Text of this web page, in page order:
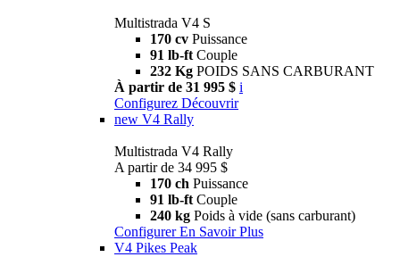
Multistrada V4 S
170 cv Puissance
91 lb-ft Couple
232 Kg POIDS SANS CARBURANT
À partir de 31 995 $ i
Configurez Découvrir
new V4 Rally
Multistrada V4 Rally
A partir de 34 995 $
170 ch Puissance
91 lb-ft Couple
240 kg Poids à vide (sans carburant)
Configurer En Savoir Plus
V4 Pikes Peak